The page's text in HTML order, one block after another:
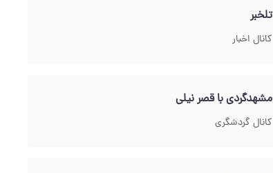
تلخبر
کانال اخبار
مشهدگردی با قصر نیلی
کانال گردشگری